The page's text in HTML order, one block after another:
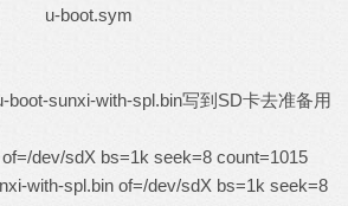
u-boot.sym
boot-sunxi-with-spl.bin写到SD卡去准备用
dev/sdX bs=1k seek=8 count=1015
with-spl.bin of=/dev/sdX bs=1k seek=8